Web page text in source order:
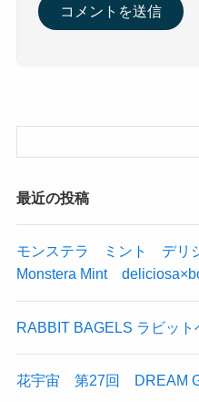
最近の投稿
モンステラ ミント デリ
Monstera Mint
RABBIT BAGELS ラビット
花宇宙 第27回 DREAM